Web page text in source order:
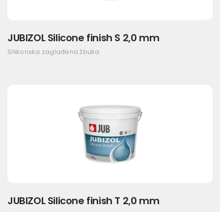
JUBIZOL Silicone finish S 2,0 mm
Silikonska zaglađena žbuka
JUBIZOL Silicone finish T 2,0 mm